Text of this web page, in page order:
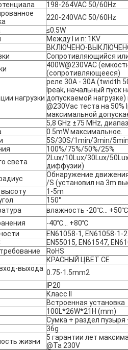
198-264VAC 50/60Hz
220-240VAC 50/60Hz
≤0.5W
Между l и n: 1KV
ВКЛЮЧЕНО-
Сопротивляющийся
400W@230VAC
(сопротивляющееся)
нагрузки
реле 30A - 30A (twidth
Ipeak, начальный пуск
допускаемой
@230Vac теста на 50%
максимальной
5,8 GHz ±75 MHz,
0.5mW максимальное.
5S/30S/1min/3min/
100%/75%/50%/25%
света
2Lux/10Lux/30Lux/
диффузии)
Обнаружение
/S (установил на 3m
1-5m
150°
влажность -20℃…
-40℃… +80℃
EN61058-1, EN61058-1-2
EN55015, EN61547,
требование
RoHS
КРАСНЫЙ ЦВЕТ CE
выхода 0.75-1.5mm2
IP20
Класс II
Встроенная установка
100L*26W*21H (mm)
Сумка + раздел пузыря
36g
жизни
5 гарантии лет
@Ta 230V